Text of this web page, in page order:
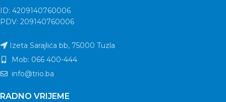
ID: 4209140760006
PDV: 209140760006
Izeta Sarajlića bb, 75000 Tuzla
Mob: 066 400-444
info@trio.ba
RADNO VRIJEME